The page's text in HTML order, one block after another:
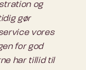
og
gør
vores
for god
har tillid til